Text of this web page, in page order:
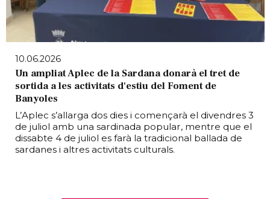
10.06.2026
Un ampliat Aplec de la Sardana donarà el tret de
sortida a les activitats d'estiu del Foment de
Banyoles
L’Aplec s’allarga dos dies i començarà el divendres 3
de juliol amb una sardinada popular, mentre que el
dissabte 4 de juliol es farà la tradicional ballada de
sardanes i altres activitats culturals.